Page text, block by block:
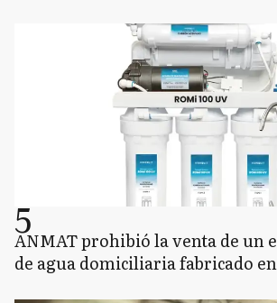
5
ANMAT prohibió la venta de un
de agua domiciliaria fabricado